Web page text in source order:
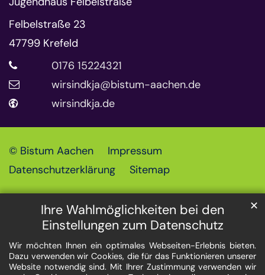
Ihre Wahlmöglichkeiten bei den
Einstellungen zum Datenschutz
Wir möchten Ihnen ein optimales Webseiten-Erlebnis bieten.
Dazu verwenden wir Cookies, die für das Funktionieren unserer
Website notwendig sind. Mit Ihrer Zustimmung verwenden wir
✕
Felbelstraße 23
47799 Krefeld
0176 15224321
wirsindkja@bistum-aachen.de
wirsindkja.de
© Bistum Aachen
Impressum
Datenschutzerklärung
Sitemap